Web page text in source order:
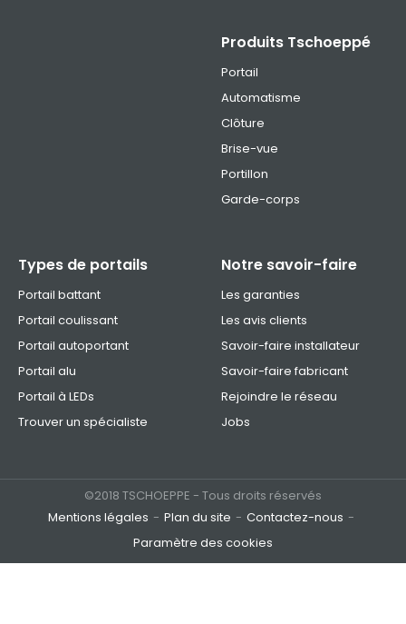
Produits Tschoeppé
Portail
Automatisme
Clôture
Brise-vue
Portillon
Garde-corps
Types de portails
Portail battant
Portail coulissant
Portail autoportant
Portail alu
Portail à LEDs
Trouver un spécialiste
Notre savoir-faire
Les garanties
Les avis clients
Savoir-faire installateur
Savoir-faire fabricant
Rejoindre le réseau
Jobs
©2018 TSCHOEPPE - Tous droits réservés
Mentions légales
Plan du site
Contactez-nous
Paramètre des cookies